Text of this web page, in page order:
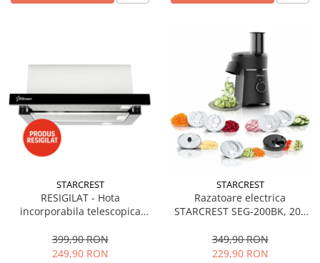
STARCREST
RESIGILAT - Hota
incorporabila telescopica
Putere de absorbtie 550 m3/h,
1 Motor, 2 Trepte putere, 60
399,90 RON
249,90 RON
STARCREST
Razatoare electrica
STARCREST SEG-200BK, 200
349,90 RON
229,90 RON